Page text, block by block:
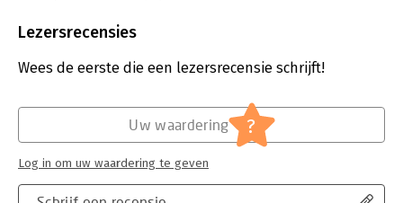
Uitgever:
Verschijningsdatum:
15-9-2025
Recht algemeen
Lezersrecensies
Wees de eerste die een lezersrecensie schrijft!
Uw waardering ?
Log in om uw waardering te geven